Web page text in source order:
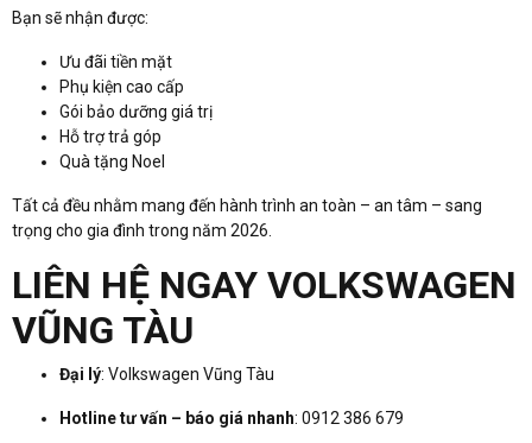
Bạn sẽ nhận được:
Ưu đãi tiền mặt
Phụ kiện cao cấp
Gói bảo dưỡng giá trị
Hỗ trợ trả góp
Quà tặng Noel
Tất cả đều nhằm mang đến hành trình an toàn – an tâm – sang
trọng cho gia đình trong năm 2026.
LIÊN HỆ NGAY VOLKSWAGEN
VŨNG TÀU
Đại lý: Volkswagen Vũng Tàu
Hotline tư vấn – báo giá nhanh: 0912 386 679